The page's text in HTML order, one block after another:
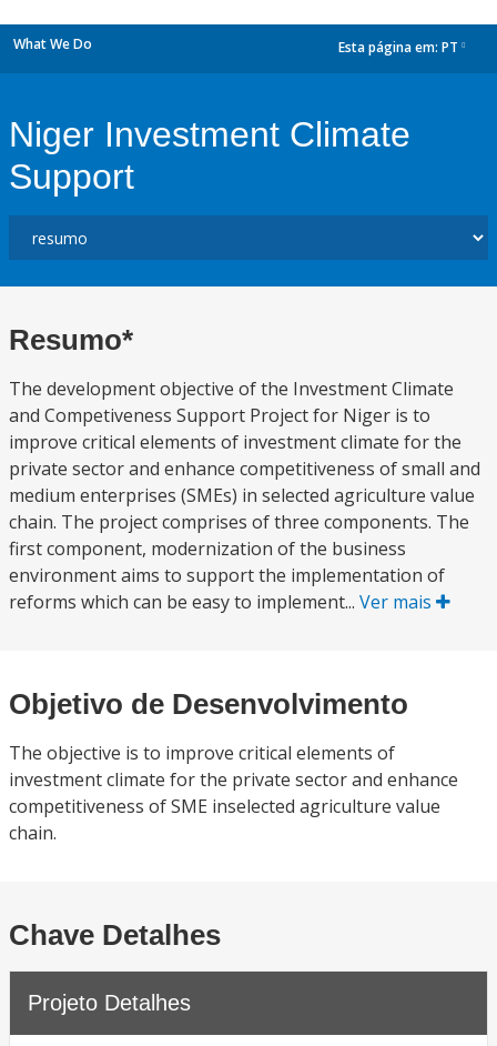
What We Do Esta página em: PT
Niger Investment Climate
Support
Resumo*
The development objective of the Investment Climate
and Competiveness Support Project for Niger is to
improve critical elements of investment climate for the
private sector and enhance competitiveness of small and
medium enterprises (SMEs) in selected agriculture value
chain. The project comprises of three components. The
first component, modernization of the business
environment aims to support the implementation of
reforms which can be easy to implement... Ver mais
Objetivo de Desenvolvimento
The objective is to improve critical elements of
investment climate for the private sector and enhance
competitiveness of SME inselected agriculture value
chain.
Chave Detalhes
Projeto Detalhes